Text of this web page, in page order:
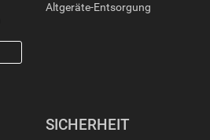
Altgeräte-Entsorgung
SICHERHEIT